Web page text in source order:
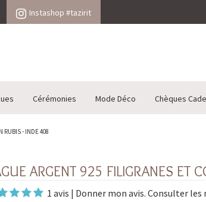
Instashop #tazirit
Cérémonies Mode Déco Chèques
RUBIS - INDE 408
ARGENT 925 FILIGRANES ET
1 avis | Donner mon avis. Consulter les